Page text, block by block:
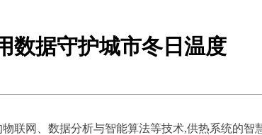
数据守护城市冬日温度
联网、数据分析与智能算法等技术,供热系统的智